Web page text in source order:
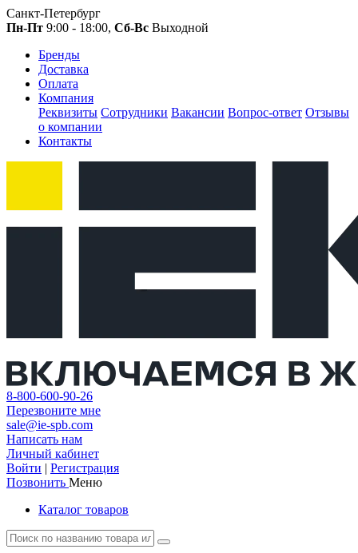
Санкт-Петербург
Пн-Пт 9:00 - 18:00, Сб-Вс Выходной
Бренды
Доставка
Оплата
Компания
Реквизиты Сотрудники Вакансии Вопрос-ответ Отзывы
о компании
Контакты
8-800-600-90-26
Перезвоните мне
sale@ie-spb.com
Написать нам
Личный кабинет
Войти | Регистрация
Позвонить Меню
Каталог товаров